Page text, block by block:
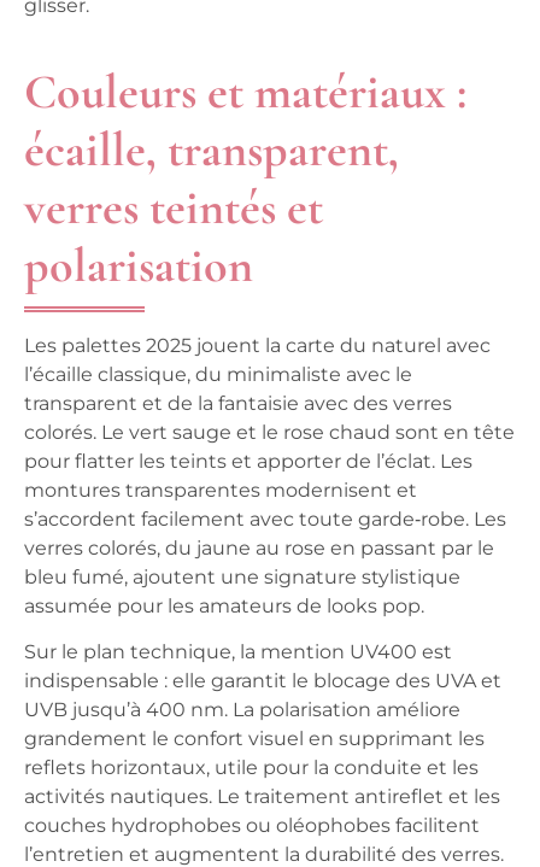
glisser.
Couleurs et matériaux :
écaille, transparent,
verres teintés et
polarisation
Les palettes 2025 jouent la carte du naturel avec
l’écaille classique, du minimaliste avec le
transparent et de la fantaisie avec des verres
colorés. Le vert sauge et le rose chaud sont en tête
pour flatter les teints et apporter de l’éclat. Les
montures transparentes modernisent et
s’accordent facilement avec toute garde‑robe. Les
verres colorés, du jaune au rose en passant par le
bleu fumé, ajoutent une signature stylistique
assumée pour les amateurs de looks pop.
Sur le plan technique, la mention UV400 est
indispensable : elle garantit le blocage des UVA et
UVB jusqu’à 400 nm. La polarisation améliore
grandement le confort visuel en supprimant les
reflets horizontaux, utile pour la conduite et les
activités nautiques. Le traitement antireflet et les
couches hydrophobes ou oléophobes facilitent
l’entretien et augmentent la durabilité des verres.